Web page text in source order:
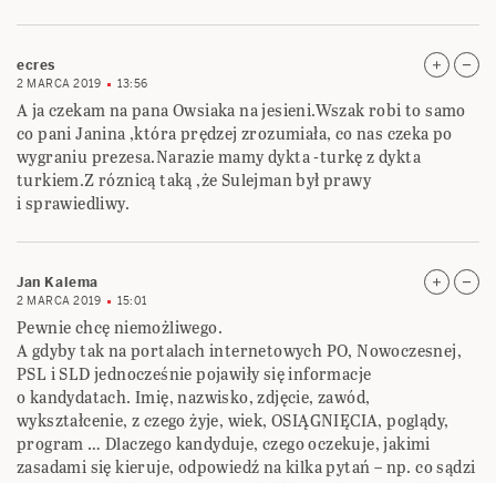
ecres
2 MARCA 2019 13:56
A ja czekam na pana Owsiaka na jesieni.Wszak robi to samo
co pani Janina ,która prędzej zrozumiała, co nas czeka po
wygraniu prezesa.Narazie mamy dykta -turkę z dykta
turkiem.Z róznicą taką ,że Sulejman był prawy
i sprawiedliwy.
Jan Kalema
2 MARCA 2019 15:01
Pewnie chcę niemożliwego.
A gdyby tak na portalach internetowych PO, Nowoczesnej,
PSL i SLD jednocześnie pojawiły się informacje
o kandydatach. Imię, nazwisko, zdjęcie, zawód,
wykształcenie, z czego żyje, wiek, OSIĄGNIĘCIA, poglądy,
program … Dlaczego kandyduje, czego oczekuje, jakimi
zasadami się kieruje, odpowiedź na kilka pytań – np. co sądzi